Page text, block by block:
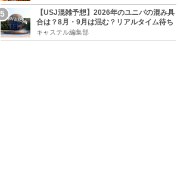
報
【USJ混雑予想】2026年のユニバの混み具
合は？8月・9月は混む？リアルタイム待ち
時間アプリも
キャステル編集部